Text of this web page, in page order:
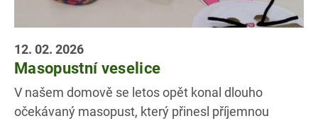
12. 02. 2026
Masopustní veselice
V našem domově se letos opět konal dlouho
očekávaný masopust, který přinesl příjemnou